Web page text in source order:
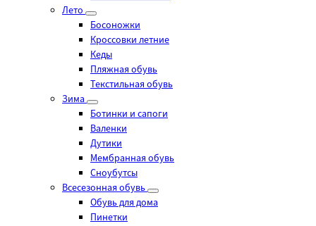
Лето
Босоножки
Кроссовки летние
Кеды
Пляжная обувь
Текстильная обувь
Зима
Ботинки и сапоги
Валенки
Дутики
Мембранная обувь
Сноубутсы
Всесезонная обувь
Обувь для дома
Пинетки